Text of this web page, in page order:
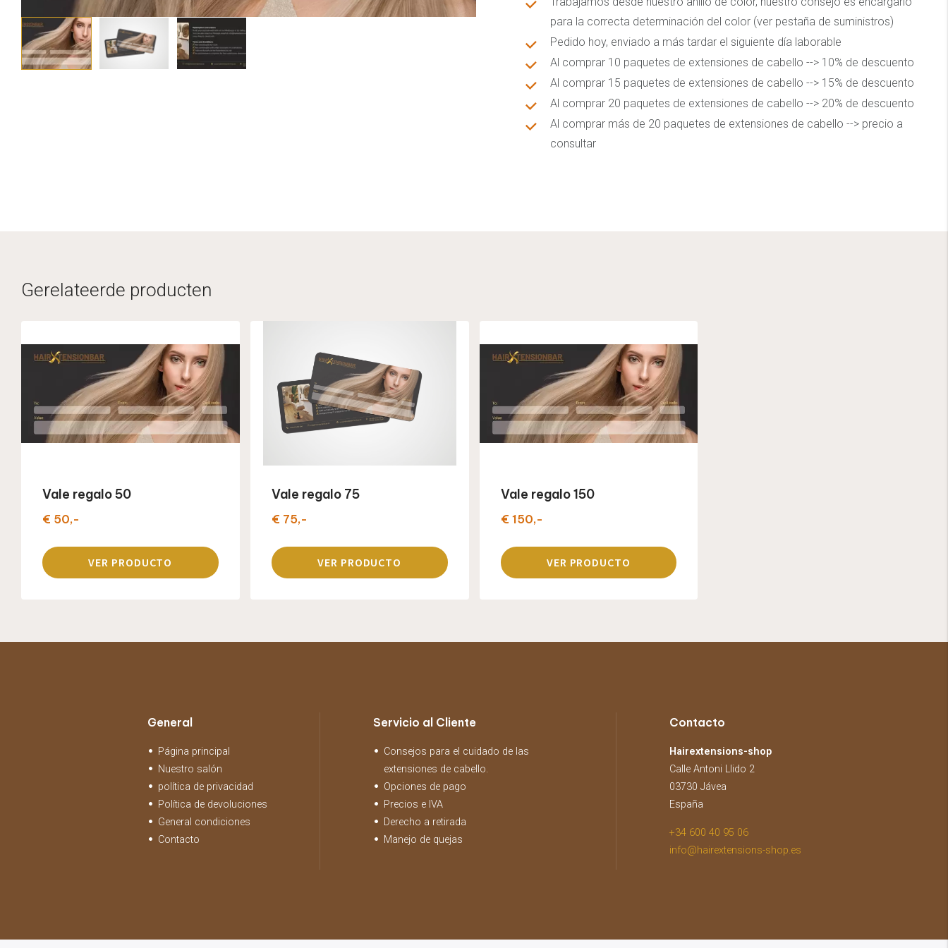
para la correcta determinación del color (ver pestaña de suministros)
Pedido hoy, enviado a más tardar el siguiente día laborable
Al comprar 10 paquetes de extensiones de cabello --> 10% de descuento
Al comprar 15 paquetes de extensiones de cabello --> 15% de descuento
Al comprar 20 paquetes de extensiones de cabello --> 20% de descuento
Al comprar más de 20 paquetes de extensiones de cabello --> precio a
consultar
Gerelateerde producten
Vale regalo 50
€ 50,-
VER PRODUCTO
Vale regalo 75
€ 75,-
VER PRODUCTO
Vale regalo 150
€ 150,-
VER PRODUCTO
General
Página principal
Nuestro salón
política de privacidad
Política de devoluciones
General condiciones
Contacto
Servicio al Cliente
Consejos para el cuidado de las
extensiones de cabello.
Opciones de pago
Precios e IVA
Derecho a retirada
Manejo de quejas
Contacto
Hairextensions-shop
Calle Antoni Llido 2
03730 Jávea
España
+34 600 40 95 06
info@hairextensions-shop.es